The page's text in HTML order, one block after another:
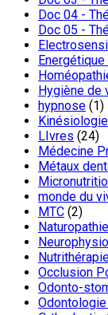
Doc 04 -
Doc 05 -
Hygiène de
hypnose (1)
Kinésiologie
LIvres (24)
Médecine
Métaux
monde du
MTC (2)
Naturopathie
Occlusion
Odonto-